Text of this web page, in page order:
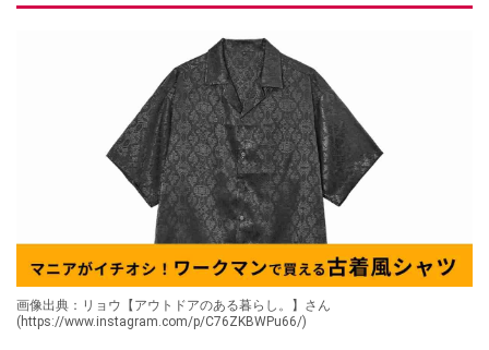
画像出典：リョウ【アウトドアのある暮らし。】さん
(https://www.instagram.com/p/C76ZKBWPu66/)